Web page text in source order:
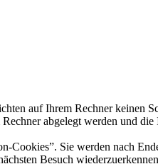
auf Ihrem Rechner
abgelegt werden und
Cookies”. Sie werden nach
Besuch